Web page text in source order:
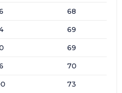
68
69
69
70
73